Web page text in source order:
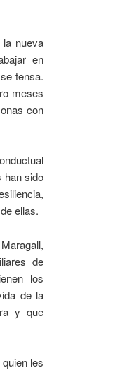
nueva
en
tensa.
meses
con
han sido
ellas.
de
los
de la
y que
les